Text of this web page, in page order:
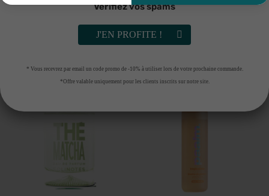
50ml
35
Vérifiez vos spams
J'EN PROFITE !
* Vous recevrez par email un code promo de -10% à utiliser lors de votre prochaine commande.
*Offre valable uniquement pour les clients inscrits sur notre site.